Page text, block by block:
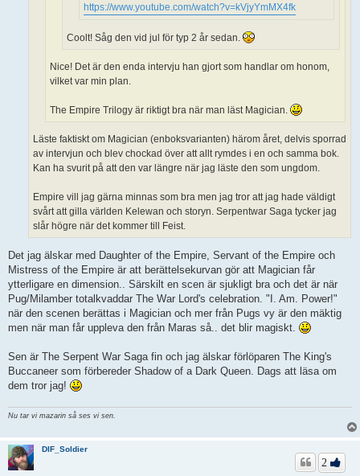
https://www.youtube.com/watch?v=kVjyYmMX4fk
Coolt! Såg den vid jul för typ 2 år sedan.
Nice! Det är den enda intervju han gjort som handlar om honom,
vilket var min plan.
The Empire Trilogy är riktigt bra när man läst Magician.
Läste faktiskt om Magician (enboksvarianten) härom året, delvis sporrad
av intervjun och blev chockad över att allt rymdes i en och samma bok.
Kan ha svurit på att den var längre när jag läste den som ungdom.
Empire vill jag gärna minnas som bra men jag tror att jag hade väldigt
svårt att gilla världen Kelewan och storyn. Serpentwar Saga tycker jag
slår högre när det kommer till Feist.
Det jag älskar med Daughter of the Empire, Servant of the Empire och
Mistress of the Empire är att berättelsekurvan gör att Magician får
ytterligare en dimension.. Särskilt en scen är sjukligt bra och det är när
Pug/Milamber totalkvaddar The War Lord's celebration. "I. Am. Power!"
när den scenen berättas i Magician och mer från Pugs vy är den mäktig
men när man får uppleva den från Maras så.. det blir magiskt.
Sen är The Serpent War Saga fin och jag älskar förlöparen The King's
Buccaneer som förbereder Shadow of a Dark Queen. Dags att läsa om
dem tror jag!
Nu tar vi mazarin så ses vi sen.
DIF_Soldier
2